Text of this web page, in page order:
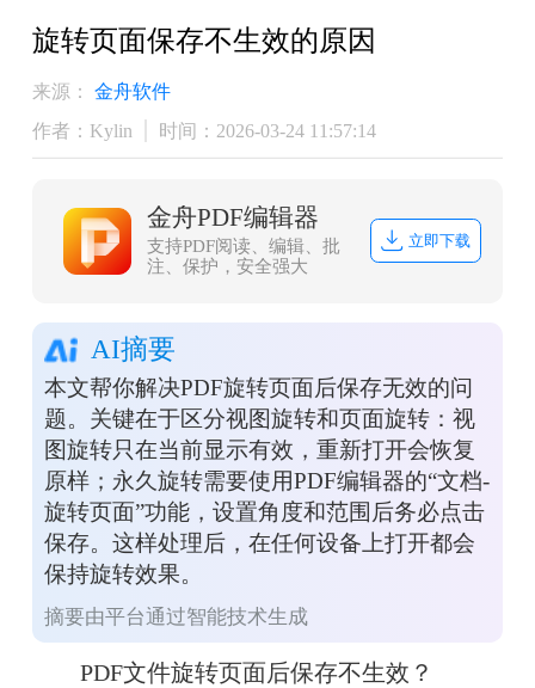
旋转页面保存不生效的原因
来源：
金舟软件
作者：Kylin
时间：2026-03-24 11:57:14
金舟PDF编辑器
支持PDF阅读、编辑、批
注、保护，安全强大
立即下载
AI摘要
本文帮你解决PDF旋转页面后保存无效的问
题。关键在于区分视图旋转和页面旋转：视
图旋转只在当前显示有效，重新打开会恢复
原样；永久旋转需要使用PDF编辑器的“文档-
旋转页面”功能，设置角度和范围后务必点击
保存。这样处理后，在任何设备上打开都会
保持旋转效果。
摘要由平台通过智能技术生成
PDF文件旋转页面后保存不生效？